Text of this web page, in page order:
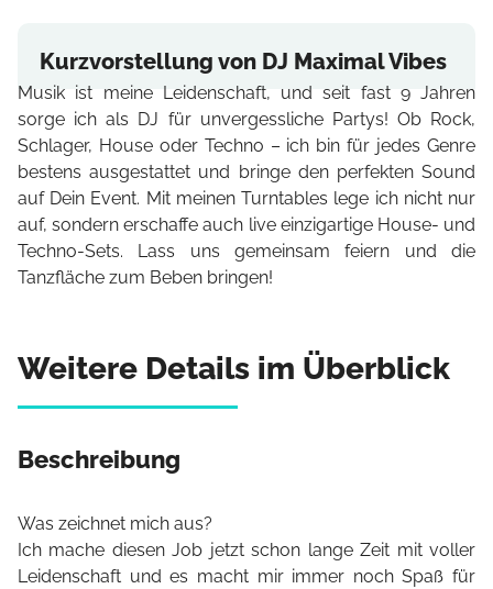
Kurzvorstellung von DJ Maximal Vibes
Musik ist meine Leidenschaft, und seit fast 9 Jahren
sorge ich als DJ für unvergessliche Partys! Ob Rock,
Schlager, House oder Techno – ich bin für jedes Genre
bestens ausgestattet und bringe den perfekten Sound
auf Dein Event. Mit meinen Turntables lege ich nicht nur
auf, sondern erschaffe auch live einzigartige House- und
Techno-Sets. Lass uns gemeinsam feiern und die
Tanzfläche zum Beben bringen!
Weitere Details im Überblick
Beschreibung
Was zeichnet mich aus?
Ich mache diesen Job jetzt schon lange Zeit mit voller
Leidenschaft und es macht mir immer noch Spaß für